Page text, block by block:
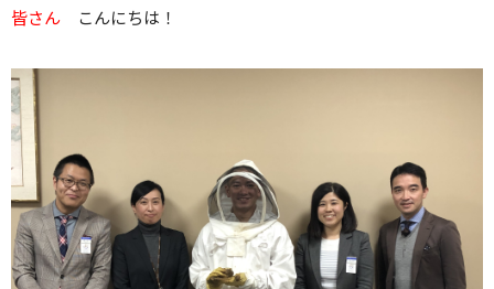
皆さん こんにちは！